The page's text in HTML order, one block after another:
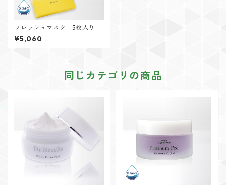
フレッシュマスク 5枚入り
¥5,060
同じカテゴリの商品